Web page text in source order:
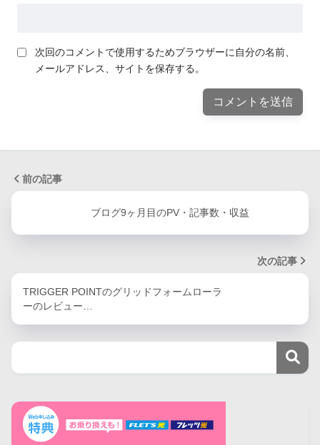
次回のコメントで使用するためブラウザーに自分の名前、
メールアドレス、サイトを保存する。
前の記事
ブログ9ヶ月目のPV・記事数・収益
次の記事
TRIGGER POINTのグリッドフォームローラ
ーのレビュー…